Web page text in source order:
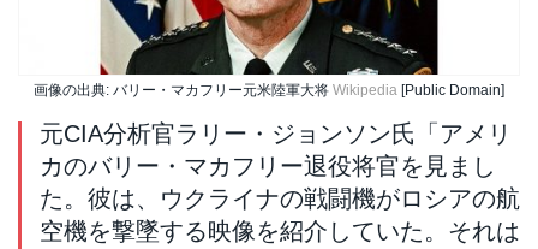
画像の出典: バリー・マカフリー元米陸軍大将 Wikipedia [Public Domain]
元CIA分析官ラリー・ジョンソン氏「アメリ
カのバリー・マカフリー退役将官を見まし
た。彼は、ウクライナの戦闘機がロシアの航
空機を撃墜する映像を紹介していた。それは